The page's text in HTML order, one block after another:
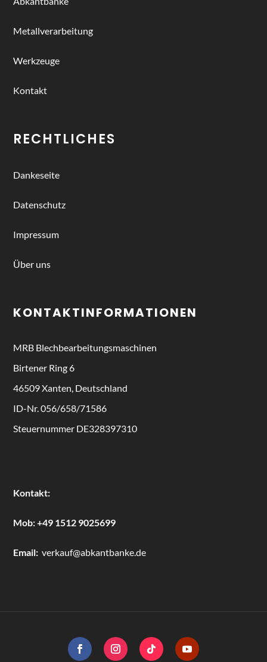
Metallverarbeitung
Werkzeuge
Kontakt
RECHTLICHES
Dankeseite
Datenschutz
Impressum
Über uns
KONTAKTINFORMATIONEN
MRB Blechbearbeitungsmaschinen
Birtener Ring 6
46509 Xanten, Deutschland
ID-Nr. 056/658/71586
Steuernummer DE328397310
Kontakt:
Mob:+49 1512 9025699
Email: verkauf@abkantbanke.de